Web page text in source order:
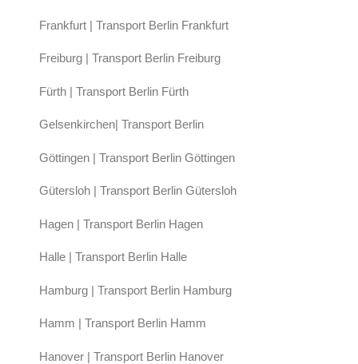
Frankfurt | Transport Berlin Frankfurt
Freiburg | Transport Berlin Freiburg
Fürth | Transport Berlin Fürth
Gelsenkirchen| Transport Berlin
Göttingen | Transport Berlin Göttingen
Gütersloh | Transport Berlin Gütersloh
Hagen | Transport Berlin Hagen
Halle | Transport Berlin Halle
Hamburg | Transport Berlin Hamburg
Hamm | Transport Berlin Hamm
Hanover | Transport Berlin Hanover